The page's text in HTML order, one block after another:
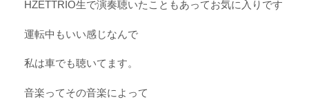
HZETTRIO生で演奏聴いたこともあってお気に入りです
運転中もいい感じなんで
私は車でも聴いてます。
音楽ってその音楽によって